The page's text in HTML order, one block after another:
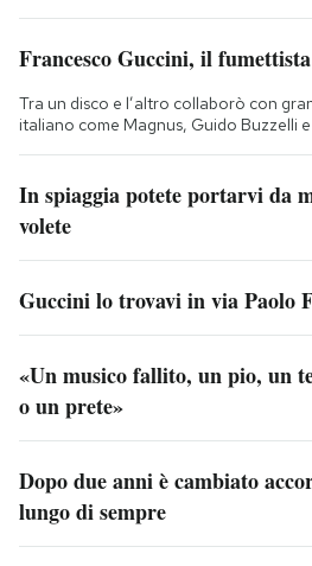
Francesco Guccini, il fumettista
Tra un disco e l’altro collaborò con
italiano come Magnus, Guido Buzzelli
In spiaggia potete portarvi da
volete
Guccini lo trovavi in via Paolo
«Un musico fallito, un pio, un
o un prete»
Dopo due anni è cambiato
lungo di sempre